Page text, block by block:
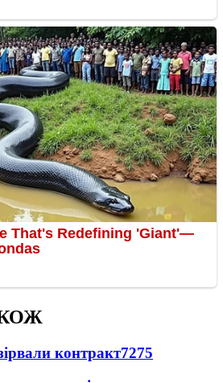
контракт7275